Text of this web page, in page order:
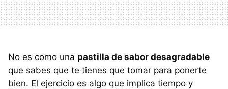
No es como una pastilla de sabor desagradable
que sabes que te tienes que tomar para ponerte
bien. El ejercicio es algo que implica tiempo y